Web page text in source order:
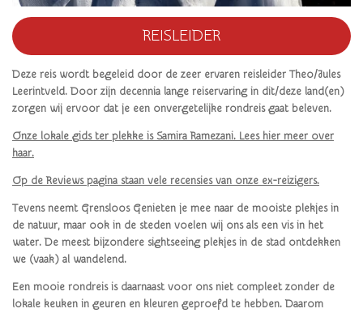
REISLEIDER
Deze reis wordt begeleid door de zeer ervaren reisleider Theo/Jules
Leerintveld. Door zijn decennia lange reiservaring in dit/deze land(en)
zorgen wij ervoor dat je een onvergetelijke rondreis gaat beleven.
Onze lokale gids ter plekke is Samira Ramezani. Lees hier meer over
haar.
Op de Reviews pagina staan vele recensies van onze ex-reizigers.
Tevens neemt Grensloos Genieten je mee naar de mooiste plekjes in
de natuur, maar ook in de steden voelen wij ons als een vis in het
water. De meest bijzondere sightseeing plekjes in de stad ontdekken
we (vaak) al wandelend.
Een mooie rondreis is daarnaast voor ons niet compleet zonder de
lokale keuken in geuren en kleuren geproefd te hebben. Daarom